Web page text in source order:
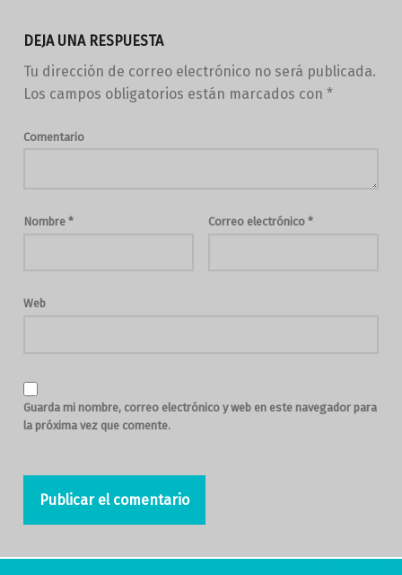
DEJA UNA RESPUESTA
Tu dirección de correo electrónico no será publicada.
Los campos obligatorios están marcados con *
Comentario
Nombre * Correo electrónico *
Web
Guarda mi nombre, correo electrónico y web en este navegador para
la próxima vez que comente.
Navegación de entradas